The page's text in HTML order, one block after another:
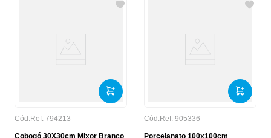
Cód.Ref: 794213
Cobogó 30X30cm Mixor Branco
Cód.Ref: 905336
Porcelanato 100x100cm